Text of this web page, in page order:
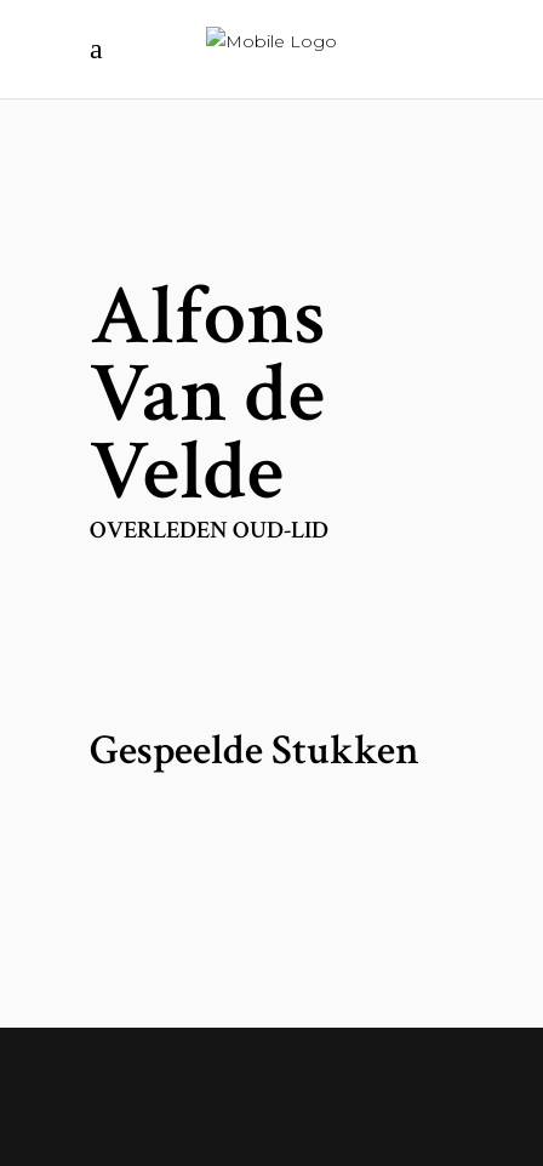
Alfons
Van de
Velde
OVERLEDEN OUD-LID
Gespeelde Stukken